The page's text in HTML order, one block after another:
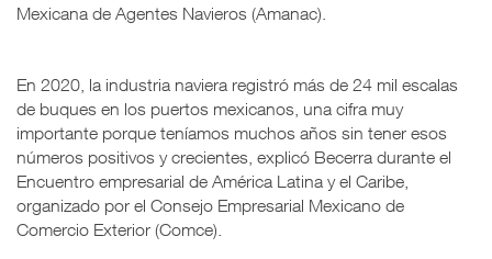
Mexicana de Agentes Navieros (Amanac).
En 2020, la industria naviera registró más de 24 mil escalas
de buques en los puertos mexicanos, una cifra muy
importante porque teníamos muchos años sin tener esos
números positivos y crecientes, explicó Becerra durante el
Encuentro empresarial de América Latina y el Caribe,
organizado por el Consejo Empresarial Mexicano de
Comercio Exterior (Comce).